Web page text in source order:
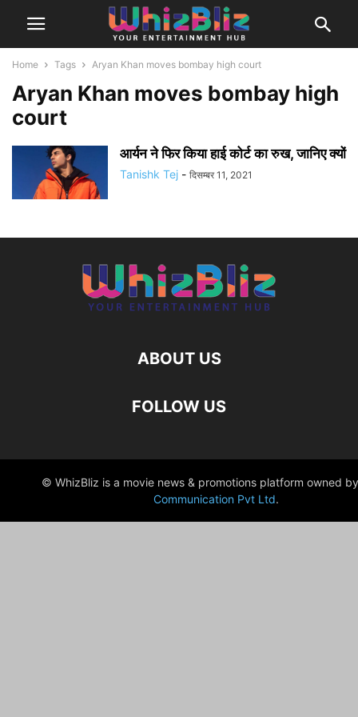
Home Tags Aryan Khan moves bombay high court
Aryan Khan moves bombay high
court
आर्यन ने फिर किया हाई कोर्ट का रुख, जानिए क्यों
Tanishk Tej - दिसम्बर 11, 2021
ABOUT US
FOLLOW US
© WhizBliz is a movie news & promotions platform owned by
Communication Pvt Ltd.